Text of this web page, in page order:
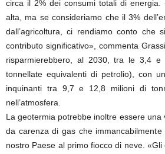
circa il 2% dei consumi totali di energia.
alta, ma se consideriamo che il 3%
dall’agricoltura, ci rendiamo conto che
contributo significativo», commenta
risparmierebbero, al 2030, tra le 3,4
tonnellate equivalenti di petrolio), con
inquinanti tra 9,7 e 12,8 milioni di
nell’atmosfera.
La geotermia potrebbe inoltre essere una
da carenza di gas che
nostro Paese al primo fiocco di neve.